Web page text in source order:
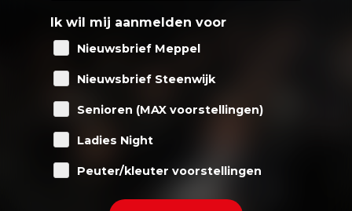
Ik wil mij aanmelden voor
Nieuwsbrief Meppel
Nieuwsbrief Steenwijk
Senioren (MAX voorstellingen)
Ladies Night
Peuter/kleuter voorstellingen